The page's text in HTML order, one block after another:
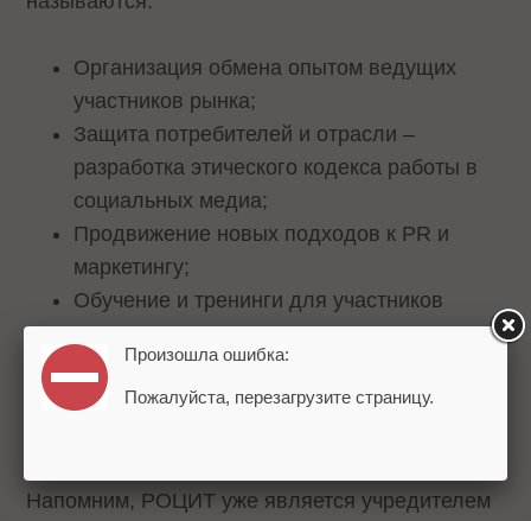
Организация обмена опытом ведущих
участников рынка;
Защита потребителей и отрасли –
разработка этического кодекса работы в
социальных медиа;
Продвижение новых подходов к PR и
маркетингу;
Обучение и тренинги для участников
рынка;
Формирование сообщества
профессионалов отрасли
Напомним, РОЦИТ уже является учредителем
Произошла ошибка:
Пожалуйста, перезагрузите страницу.